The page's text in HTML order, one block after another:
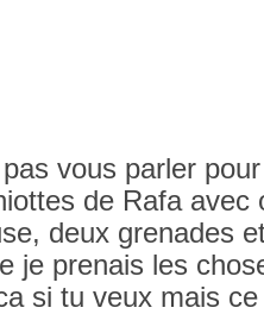
vous parl­er
de Rafa avec
deux grenades
je pre­nais les
si tu veux mais